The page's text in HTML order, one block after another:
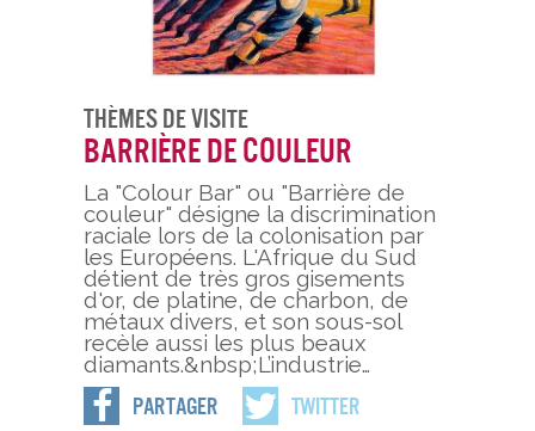
Thèmes De Visite
Barrière de couleur
La "Colour Bar" ou "Barrière de
couleur" désigne la discrimination
raciale lors de la colonisation par
les Européens. L'Afrique du Sud
détient de très gros gisements
d'or, de platine, de charbon, de
métaux divers, et son sous-sol
recèle aussi les plus beaux
diamants.&nbsp;L’industrie…
Partager Twitter